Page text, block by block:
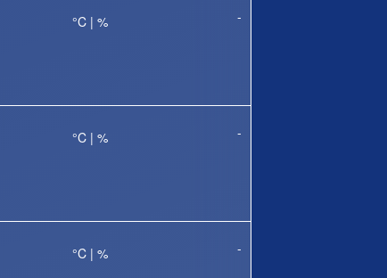
°C | % -
°C | % -
°C | % -